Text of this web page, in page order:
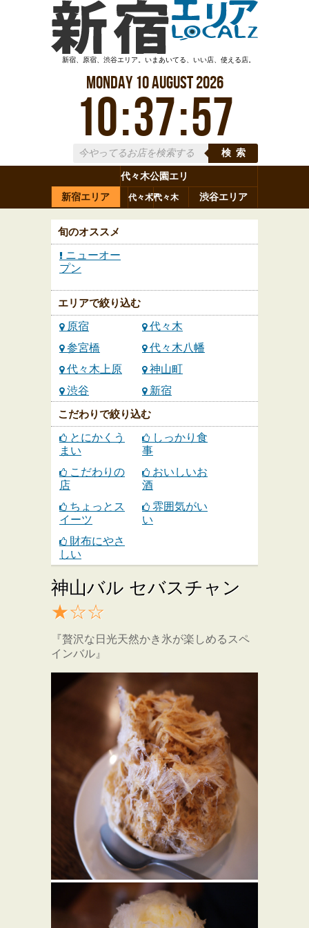
新宿、原宿、渋谷エリア。いまあいてる、いい店、使える店。
Monday 10August2026
10:37:58
検索
新宿エリア
代々木公園エリ
ア
渋谷エリア
原宿 代々木参宮橋
代々木
八幡
代々木
上原 神山町 渋谷 新宿
旬のオススメ
ニューオー
プン
エリアで絞り込む
原宿
代々木
参宮橋
代々木八幡
代々木上原
神山町
渋谷
新宿
こだわりで絞り込む
とにかくう
まい
しっかり食
事
こだわりの
店
おいしいお
酒
ちょっとス
イーツ
雰囲気がい
い
財布にやさ
しい
神山バル セバスチャン
★☆☆
『贅沢な日光天然かき氷が楽しめるスペ
インバル』